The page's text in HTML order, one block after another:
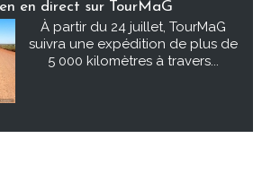
en direct sur TourMaG
À partir du 24 juillet, TourMaG
suivra une expédition de plus de
5 000 kilomètres à travers...